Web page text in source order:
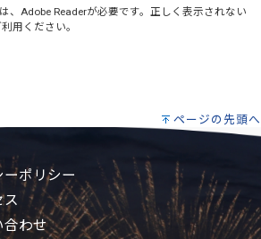
、 Adobe Readerが必要です。正しく表示されない
用ください。
ページの先頭へ
ポリシー
ス
合わせ